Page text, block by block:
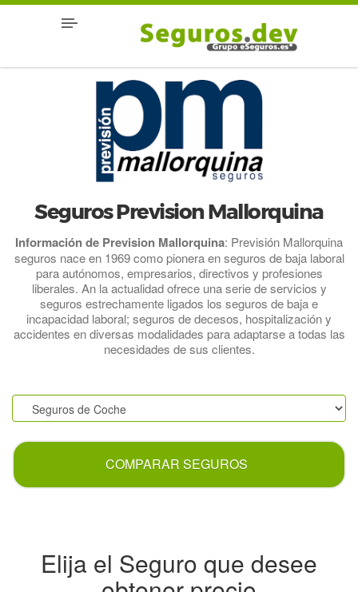
Seguros Prevision Mallorquina
Información de Prevision Mallorquina: Previsión Mallorquina
seguros nace en 1969 como pionera en seguros de baja laboral
para autónomos, empresarios, directivos y profesiones
liberales. An la actualidad ofrece una serie de servicios y
seguros estrechamente ligados los seguros de baja e
incapacidad laboral; seguros de decesos, hospitalización y
accidentes en diversas modalidades para adaptarse a todas las
necesidades de sus clientes.
COMPARAR SEGUROS
Elija el Seguro que desee